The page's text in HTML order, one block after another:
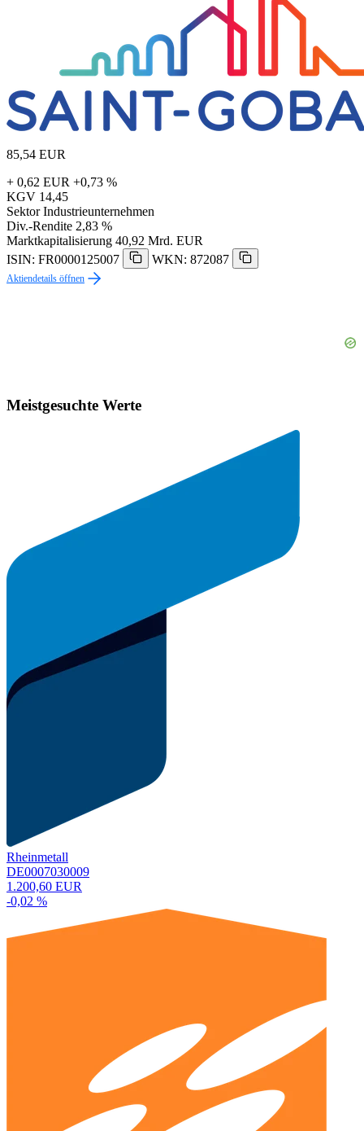
85,54 EUR
+ 0,62 EUR +0,73 %
KGV 14,45
Sektor Industrieunternehmen
Div.-Rendite 2,83 %
Marktkapitalisierung 40,92 Mrd. EUR
ISIN: FR0000125007
WKN: 872087
Aktiendetails öffnen
Meistgesuchte Werte
Rheinmetall
DE0007030009
1.200,60 EUR
-0,02 %